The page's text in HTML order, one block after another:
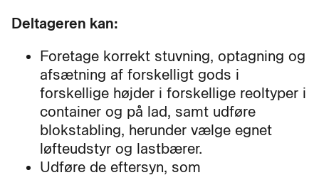
Deltageren kan:
Foretage korrekt stuvning, optagning og
afsætning af forskelligt gods i
forskellige højder i forskellige reoltyper i
container og på lad, samt udføre
blokstabling, herunder vælge egnet
løfteudstyr og lastbærer.
Udføre de eftersyn, som